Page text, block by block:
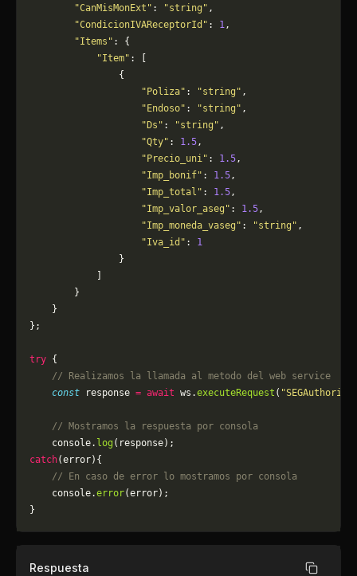
        "CanMisMonExt"
: "string" ,
        "CondicionIVAReceptorId"
: 1,
        "Items"
: {
            "Item"
: [
                {
                    "Poliza"
: "string" ,
                    "Endoso"
: "string" ,
                    "Ds"
: "string" ,
                    "Qty"
: 1.5,
                    "Precio_uni"
: 1.5,
                    "Imp_bonif"
: 1.5,
                    "Imp_total"
: 1.5,
                    "Imp_valor_aseg"
: 1.5,
                    "Imp_moneda_vaseg"
: "string" ,
                    "Iva_id"
: 1
                }
        }
    }
};
try {
    // Realizamos la llamada al metodo del web service
    const
response = await ws.executeRequest (
    // Mostramos la respuesta por consola
    console.
log (response);
catch(error){
    // En caso de error lo mostramos por consola
	console.
error(error);
}
Respuesta